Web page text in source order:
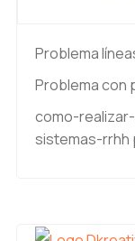
Problema
Problema con
como-
sistemas-rrhh